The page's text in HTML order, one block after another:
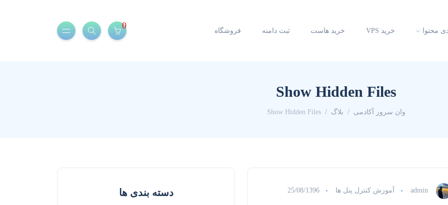
محتوا خرید VPS خرید هاست ثبت دامنه فروشگاه
0
Show Hidden Files
وان سرور آکادمی بلاگ Show Hidden Files
admin آموزش کنترل پنل ها 25/08/1396 دسته بندی ها